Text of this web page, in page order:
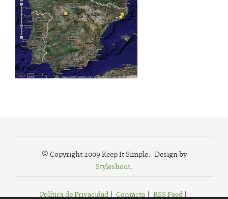
© Copyright 2009 Keep It Simple. Design by
Styleshout.
Política de Privacidad| Contacto| RSS Feed|